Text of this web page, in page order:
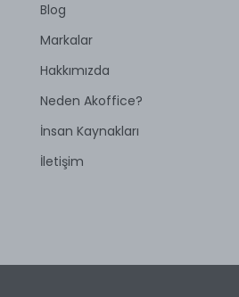
Blog
Markalar
Hakkımızda
Neden Akoffice?
İnsan Kaynakları
İletişim